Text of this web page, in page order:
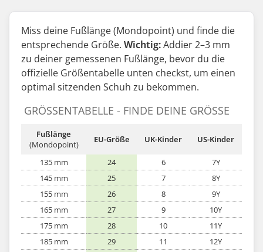
Miss deine Fußlänge (Mondopoint) und finde die
entsprechende Größe. Wichtig:Addier 2–3 mm
zu deiner gemessenen Fußlänge, bevor du die
offizielle Größentabelle unten checkst, um einen
optimal sitzenden Schuh zu bekommen.
GRÖSSENTABELLE - FINDE DEINE GRÖSSE
Fußlänge
(Mondopoint)
EU-Größe UK-Kinder US-Kinder
135 mm 24 6
7Y
145 mm
25 7
8Y
155 mm
26 8
9Y
165 mm
27 9
10Y
175 mm
28 10
11Y
185 mm
29 11
12Y